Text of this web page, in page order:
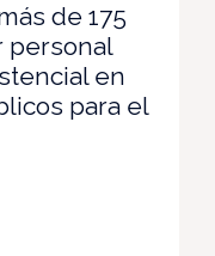
de 175
personal
en
para el